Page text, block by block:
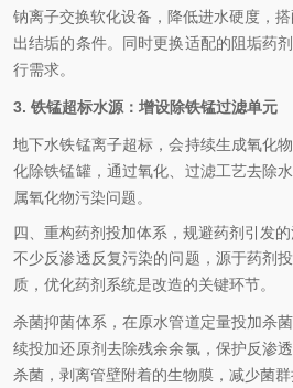
钠离子交换软化设备，降低进水硬度，
出结垢的条件。同时更换适配的阻垢药
行需求。
3. 铁锰超标水源：增设除铁锰过滤单元
地下水铁锰离子超标，会持续生成氧化
化除铁锰罐，通过氧化、过滤工艺去除
属氧化物污染问题。
四、重构药剂投加体系，规避药剂引发
不少反渗透反复污染的问题，源于药剂
质，优化药剂系统是改造的关键环节。
杀菌抑菌体系，在原水管道定量投加杀
续投加还原剂去除残余余氯，保护反渗
杀菌，剥离管壁附着的生物膜，减少菌群